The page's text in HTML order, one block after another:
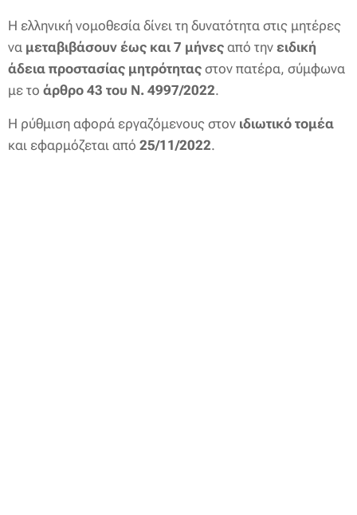
Η ελληνική νομοθεσία δίνει τη δυνατότητα στις μητέρες
να μεταβιβάσουν έως και 7 μήνες από την ειδική
άδεια προστασίας μητρότητας στον πατέρα, σύμφωνα
με το άρθρο 43 του Ν. 4997/2022.
Η ρύθμιση αφορά εργαζόμενους στον ιδιωτικό τομέα
και εφαρμόζεται από 25/11/2022.